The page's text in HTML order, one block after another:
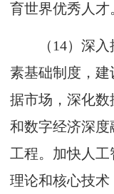
育世界优秀人才
（14）深入
素基础制度，
据市场，深化
和数字经济深
工程。加快人
理论和核心技